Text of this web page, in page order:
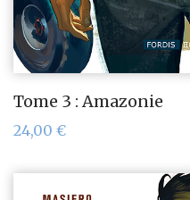
Tome 3 : Amazonie
24,00 €